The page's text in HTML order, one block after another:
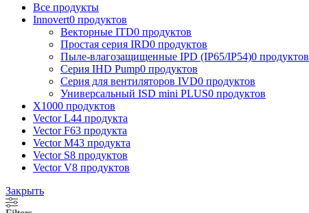
Все продукты
Innovert0 продуктов
Векторные ITD0 продуктов
Простая серия IRD0 продуктов
Пыле-влагозащищенные IPD (IP65/IP54)0 продуктов
Серия IHD Pump0 продуктов
Серия для вентиляторов IVD0 продуктов
Универсальный ISD mini PLUS0 продуктов
X1000 продуктов
Vector L44 продукта
Vector F63 продукта
Vector M43 продукта
Vector S8 продуктов
Vector V8 продуктов
Закрыть